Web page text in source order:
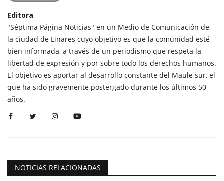
Editora
"Séptima Página Noticias" en un Medio de Comunicación de
la ciudad de Linares cuyo objetivo es que la comunidad esté
bien informada, a través de un periodismo que respeta la
libertad de expresión y por sobre todo los derechos humanos.
El objetivo es aportar al desarrollo constante del Maule sur, el
que ha sido gravemente postergado durante los últimos 50
años.
NOTICIAS RELACIONADAS